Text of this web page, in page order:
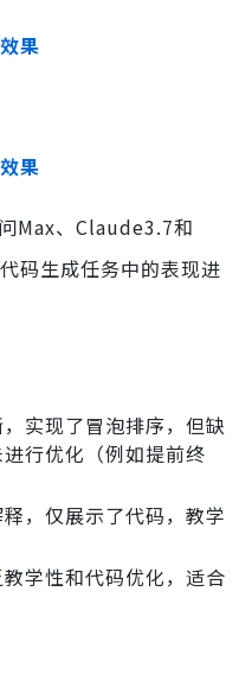
果
果
Max、Claude3.7和
码生成任务中的表现进
实现了冒泡排序，但缺
行优化（例如提前终
，仅展示了代码，教学
学性和代码优化，适合